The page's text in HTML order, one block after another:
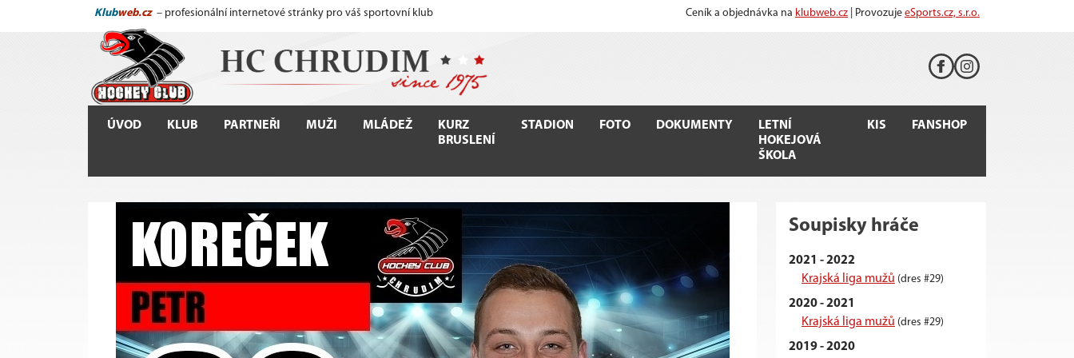
Klubweb.cz – profesionální internetové stránky pro váš sportovní klub Ceník a objednávka na klubweb.cz | Provozuje eSports.cz, s.r.o.
ÚVOD KLUB PARTNEŘI MUŽI MLÁDEŽ
KURZ
BRUSLENÍ
STADION FOTO DOKUMENTY
LETNÍ
HOKEJOVÁ
ŠKOLA
KIS FANSHOP
Soupisky hráče
2021 - 2022
Krajská liga mužů (dres #29)
2020 - 2021
Krajská liga mužů (dres #29)
2019 - 2020